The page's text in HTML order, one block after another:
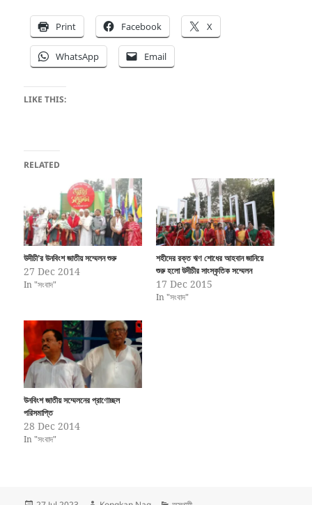
Print Facebook X
WhatsApp Email
LIKE THIS:
RELATED
উদীচী’র উনবিংশ জাতীয় সম্মেলন শুরু
27 Dec 2014
In "সংবাদ"
শহীদের রক্ত ঋণ শোধের আহবান জানিয়ে
শুরু হলো উদীচীর সাংস্কৃতিক সম্মেলন
17 Dec 2015
In "সংবাদ"
উনবিংশ জাতীয় সম্মেলনের প্রাণোচ্ছল
পরিসমাপ্তি
28 Dec 2014
In "সংবাদ"